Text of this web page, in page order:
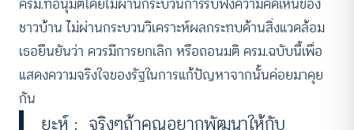
ชาวบ้าน ไม่ผ่านกระบวนวิเคราะห์ผลกระทบด้านสิ่งแวดล้อม
เธอยืนยันว่า ควรมีการยกเลิก หรือ​ถอนมติ ครม.ฉบับนี้เพื่อ
แสดงความจริงใจของรัฐในการแก้ปัญหาจากนั้นค่อยมาคุย
กัน
ยะห์ : จริงๆถ้าคุณอยากพัฒนาให้กับ